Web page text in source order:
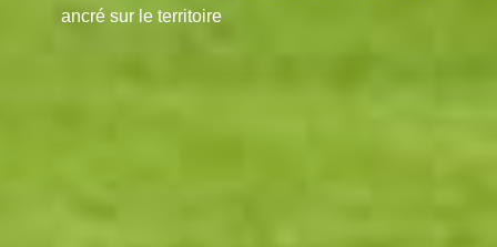
ancré sur le territoire